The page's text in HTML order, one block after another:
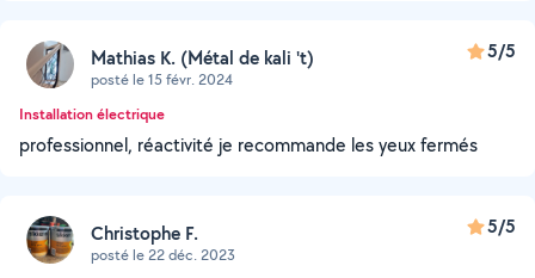
Mathias K. (Métal de kali 't)
posté le 15 févr. 2024
5/5
Installation électrique
professionnel, réactivité je recommande les yeux fermés
Christophe F.
posté le 22 déc. 2023
5/5